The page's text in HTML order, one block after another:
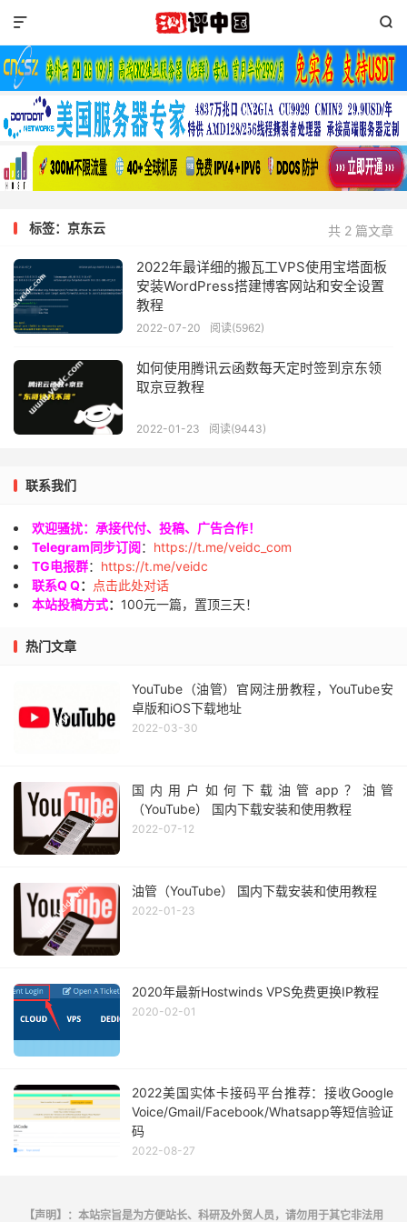


共 2 篇文章
标签：京东云
2022年最详细的搬瓦工VPS使用宝塔面板
安装WordPress搭建博客网站和安全设置
教程
2022-07-20 阅读(5962)
如何使用腾讯云函数每天定时签到京东领
取京豆教程
2022-01-23 阅读(9443)
联系我们
欢迎骚扰：承接代付、投稿、广告合作！
Telegram同步订阅： https://t.me/veidc_com
TG电报群： https://t.me/veidc
联系Q Q：
点击此处对话
本站投稿方式： 100元一篇，置顶三天！
热门文章
YouTube（油管）官网注册教程，YouTube安
卓版和iOS下载地址
2022-03-30
国内用户如何下载油管app？油管
（YouTube） 国内下载安装和使用教程
2022-07-12
油管（YouTube） 国内下载安装和使用教程
2022-01-23
2020年最新Hostwinds VPS免费更换IP教程
2020-02-01
2022美国实体卡接码平台推荐：接收Google
Voice/Gmail/Facebook/Whatsapp等短信验证
码
2022-08-27
【声明】：本站宗旨是为方便站长、科研及外贸人员，请勿用于其它非法用